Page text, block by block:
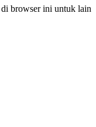
di browser ini untuk lain